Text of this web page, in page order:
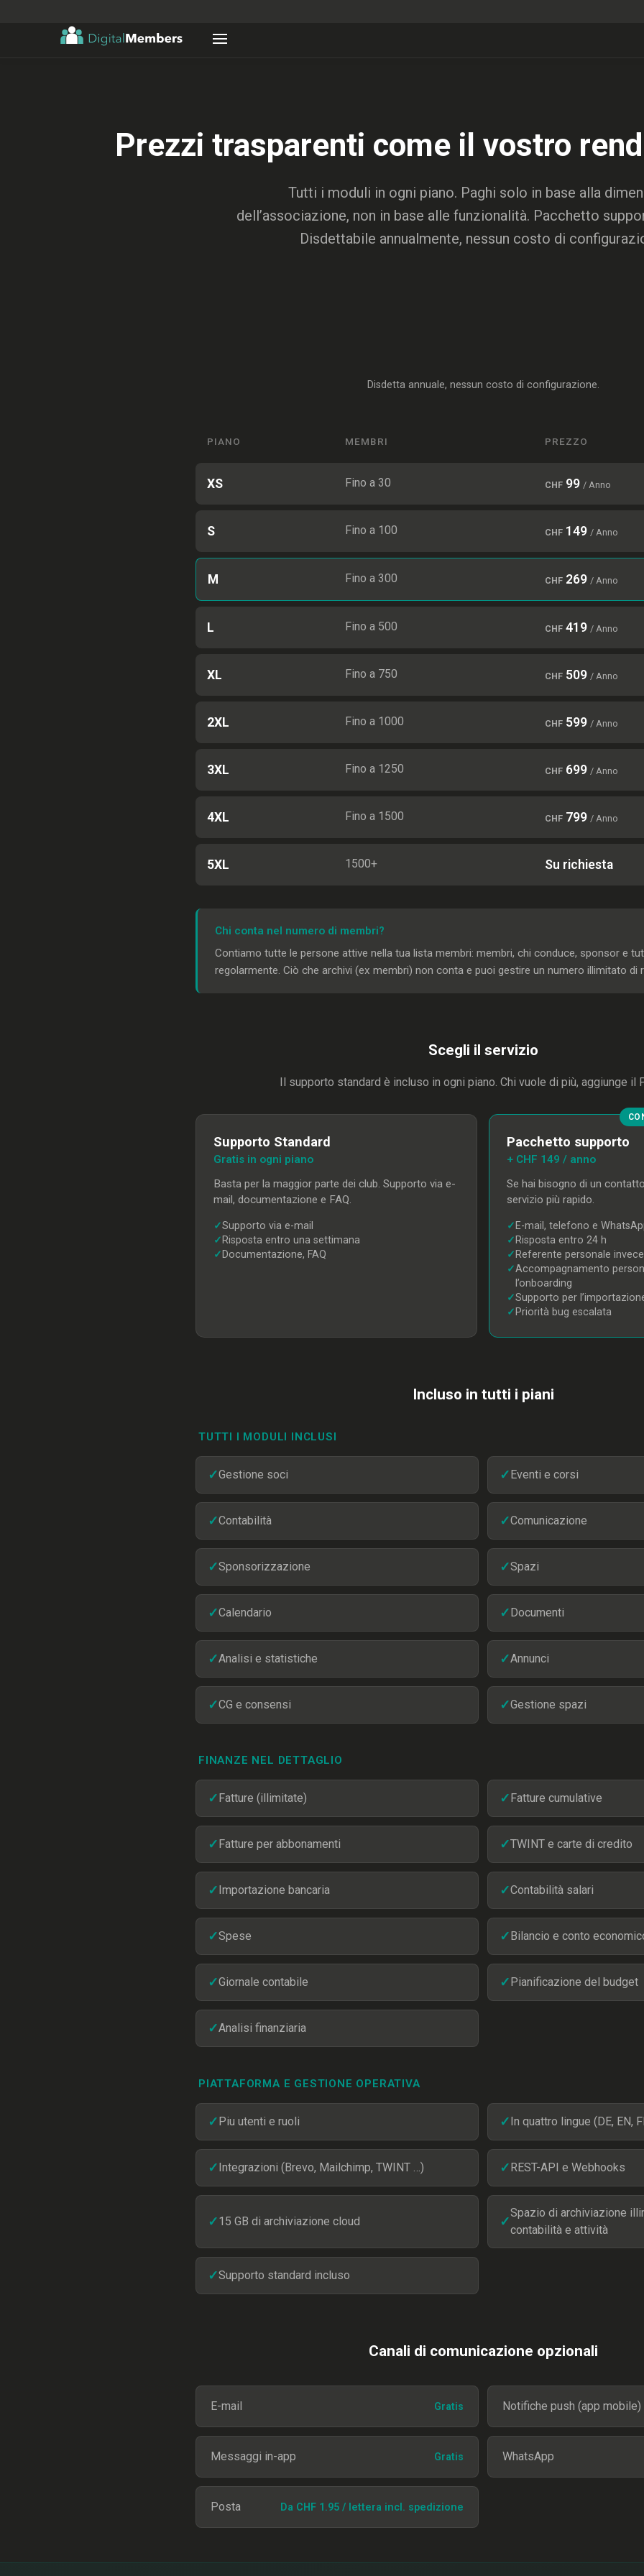
Prezzi trasparenti come il vostro
Tutti i moduli in ogni piano. Paghi solo in base alla
dell’associazione, non in base alle funzionalità. Pacchetto
Disdettabile annualmente, nessun costo di
Disdetta annuale, nessun costo di configurazione.
PIANO MEMBRI PREZZO
XS Fino a 30 CHF 99 / Anno
S Fino a 100 CHF 149 / Anno
M Fino a 300 CHF 269 / Anno
L Fino a 500 CHF 419 / Anno
XL Fino a 750 CHF 509 / Anno
2XL Fino a 1000 CHF 599 / Anno
3XL Fino a 1250 CHF 699 / Anno
4XL Fino a 1500 CHF 799 / Anno
5XL 1500+ Su richiesta
Chi conta nel numero di membri?
Contiamo tutte le persone attive nella tua lista membri: membri, chi conduce, sponsor e
regolarmente. Ciò che archivi (ex membri) non conta e puoi gestire un numero illimitato di
Scegli il servizio
Il supporto standard è incluso in ogni piano. Chi vuole di più, aggiunge il
Supporto Standard
Gratis in ogni piano
Basta per la maggior parte dei club. Supporto via e-
mail, documentazione e FAQ.
✓Supporto via e-mail
✓ Risposta entro una settimana
✓ Documentazione, FAQ
Pacchetto supporto
+ CHF 149 / anno
Se hai bisogno di un
servizio più rapido.
✓ E-mail, telefono e
✓ Risposta entro 24 h
✓ Referente personale
✓Accompagnamento
l’onboarding
✓Supporto per
✓ Priorità bug escalata
Incluso in tutti i piani
TUTTI I MODULI INCLUSI
✓Gestione soci ✓Eventi e corsi
✓Contabilità ✓Comunicazione
✓Sponsorizzazione ✓Spazi
✓Calendario ✓Documenti
✓Analisi e statistiche ✓Annunci
✓CG e consensi ✓Gestione spazi
FINANZE NEL DETTAGLIO
✓Fatture (illimitate) ✓Fatture cumulative
✓Fatture per abbonamenti ✓TWINT e carte di credito
✓Importazione bancaria ✓Contabilità salari
✓Spese ✓Bilancio e conto
✓Giornale contabile ✓Pianificazione del budget
✓Analisi finanziaria
PIATTAFORMA E GESTIONE OPERATIVA
✓Piu utenti e ruoli ✓In quattro lingue (DE, EN,
✓Integrazioni (Brevo, Mailchimp, TWINT …) ✓REST-API e Webhooks
✓15 GB di archiviazione cloud ✓
Spazio di archiviazione
contabilità e attività
✓Supporto standard incluso
Canali di comunicazione opzionali
E-mail Gratis Notifiche push (app mobile)
Messaggi in-app Gratis WhatsApp
Posta Da CHF 1.95 / lettera incl. spedizione